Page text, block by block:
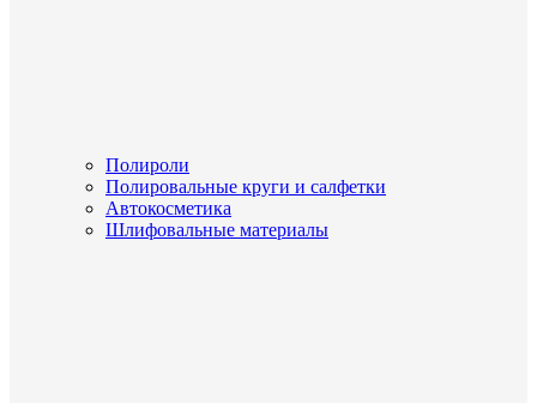
Полироли
Полировальные круги и салфетки
Автокосметика
Шлифовальные материалы